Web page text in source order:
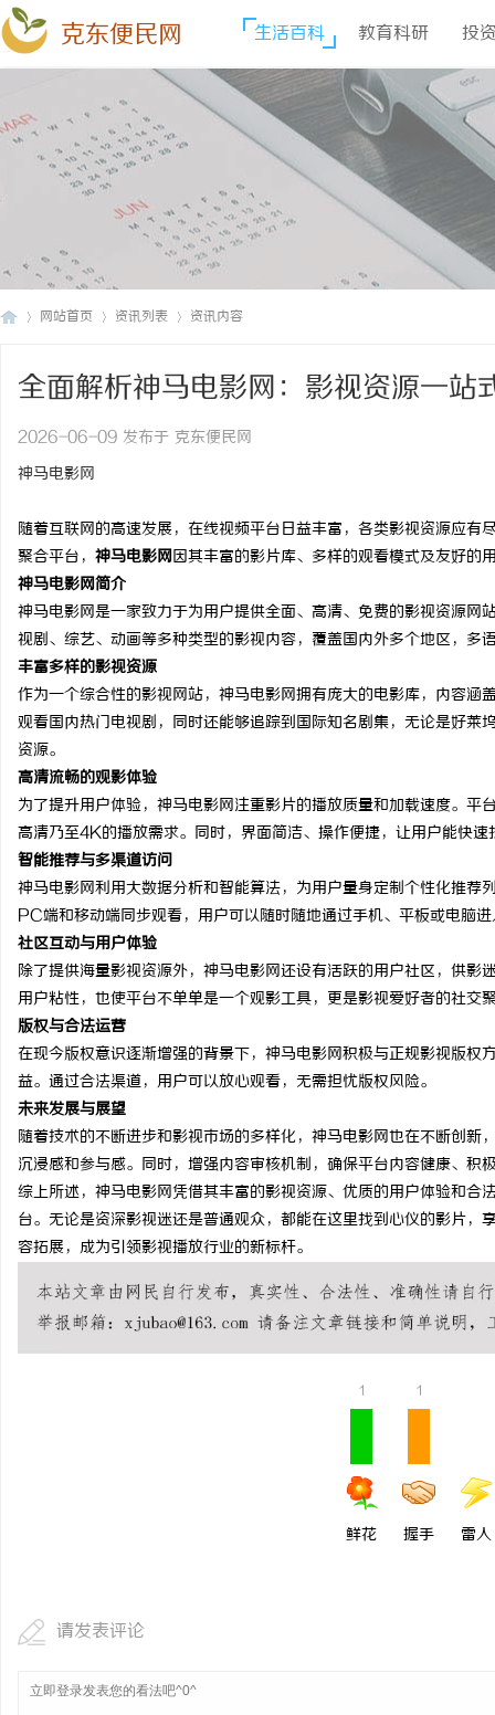
克东便民网 生活百科 教育科研 投
网站首页 资讯列表 资讯内容
全面解析神马电影网：影视资源一站
2026-06-09 发布于 克东便民网
神马电影网
随着互联网的高速发展，在线视频平台日益丰富，各类影视资源应
聚合平台， 神马电影网因其丰富的影片库、多样的观看模式及友好的
神马电影网简介
神马电影网是一家致力于为用户提供全面、高清、免费的影视资源
视剧、综艺、动画等多种类型的影视内容，覆盖国内外多个地区，多
丰富多样的影视资源
作为一个综合性的影视网站，神马电影网拥有庞大的电影库，内容
观看国内热门电视剧，同时还能够追踪到国际知名剧集，无论是好
资源。
高清流畅的观影体验
为了提升用户体验，神马电影网注重影片的播放质量和加载速度。
高清乃至4K的播放需求。同时，界面简洁、操作便捷，让用户能快
智能推荐与多渠道访问
神马电影网利用大数据分析和智能算法，为用户量身定制个性化推
PC端和移动端同步观看，用户可以随时随地通过手机、平板或电脑
社区互动与用户体验
除了提供海量影视资源外，神马电影网还设有活跃的用户社区，供
用户粘性，也使平台不单单是一个观影工具，更是影视爱好者的社交
版权与合法运营
在现今版权意识逐渐增强的背景下，神马电影网积极与正规影视版
益。通过合法渠道，用户可以放心观看，无需担忧版权风险。
未来发展与展望
随着技术的不断进步和影视市场的多样化，神马电影网也在不断创
沉浸感和参与感。同时，增强内容审核机制，确保平台内容健康、积
综上所述，神马电影网凭借其丰富的影视资源、优质的用户体验和
台。无论是资深影视迷还是普通观众，都能在这里找到心仪的影片
容拓展，成为引领影视播放行业的新标杆。
1
鲜花
1
握手 雷人
请发表评论
秘！专业充电桩项目软件开发商，究竟藏着
些行业秘诀？